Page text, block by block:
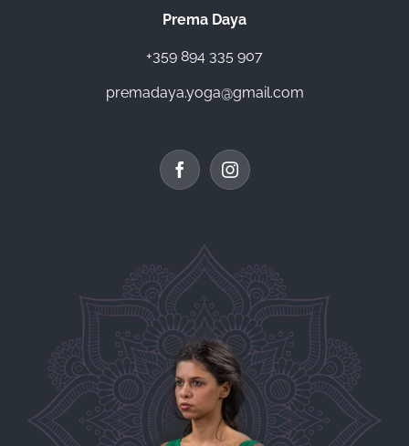
Prema Daya
+359 894 335 907
premadaya.yoga@gmail.com